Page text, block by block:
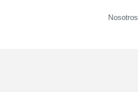
Nosotros